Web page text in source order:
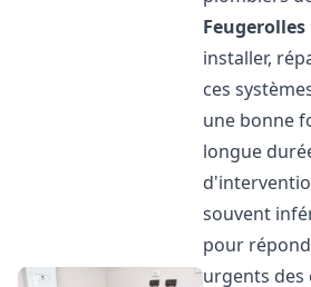
Feugerolles
installer,
ces
une bonne
longue
souvent
pour
urgents des